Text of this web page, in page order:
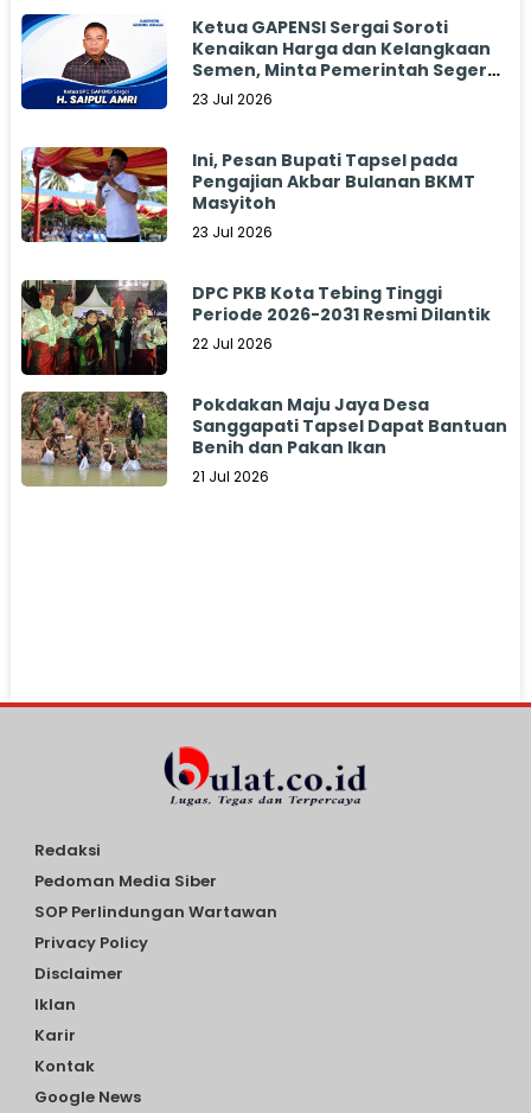
Ketua GAPENSI Sergai Soroti
Kenaikan Harga dan Kelangkaan
Semen, Minta Pemerintah Segera
Bertindak
23 Jul 2026
Ini, Pesan Bupati Tapsel pada
Pengajian Akbar Bulanan BKMT
Masyitoh
23 Jul 2026
DPC PKB Kota Tebing Tinggi
Periode 2026-2031 Resmi Dilantik
22 Jul 2026
Pokdakan Maju Jaya Desa
Sanggapati Tapsel Dapat Bantuan
Benih dan Pakan Ikan
21 Jul 2026
Redaksi
Pedoman Media Siber
SOP Perlindungan Wartawan
Privacy Policy
Disclaimer
Iklan
Karir
Kontak
Google News